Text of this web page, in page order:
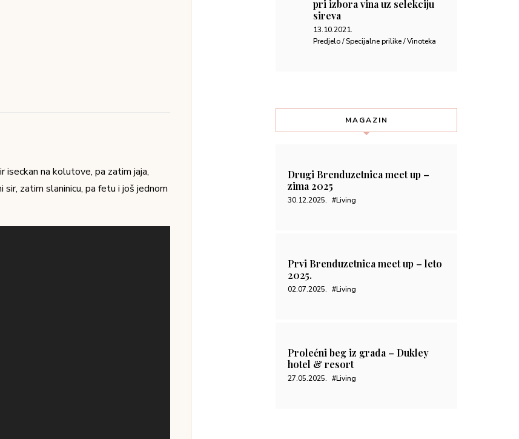
iseckan na kolutove, pa zatim jaja,
sir, zatim slaninicu, pa fetu i još jednom
pri izbora vina uz selekciju
sireva
13.10.2021.
Predjelo / Specijalne prilike / Vinoteka
MAGAZIN
Drugi Brenduzetnica meet up –
zima 2025
30.12.2025. #Living
Prvi Brenduzetnica meet up – leto
2025.
02.07.2025. #Living
Prolećni beg iz grada – Dukley
hotel & resort
27.05.2025. #Living